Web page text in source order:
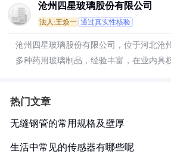
沧州四星玻璃股份有限公司
法人:王焕一 通过真实性核验
沧州四星玻璃股份有限公司，位于河北沧
多种药用玻璃制品，经验丰富，在业内具
热门文章
无缝钢管的常用规格及壁厚
生活中常见的传感器有哪些呢